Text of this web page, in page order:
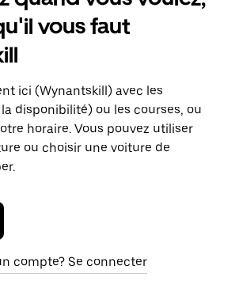
vous faut
ici (Wynantskill) avec les
disponibilité) ou les courses, ou
horaire. Vous pouvez utiliser
ou choisir une voiture de
compte? Se connecter